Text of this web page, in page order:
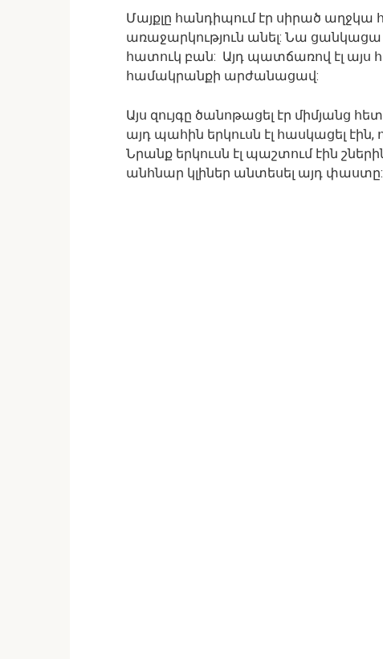
Մայքլը հանդիպում էր սիրած աղջկա
առաջարկություն անել: Նա
հատուկ բան: Այդ պատճառով էլ այս
համակրանքի արժանացավ:
Այս զույգը ծանոթացել էր միմյանց
այդ պահին երկուսն էլ հասկացել էին,
Նրանք երկուսն էլ պաշտում էին
անհնար կլիներ անտեսել այդ փաստը: